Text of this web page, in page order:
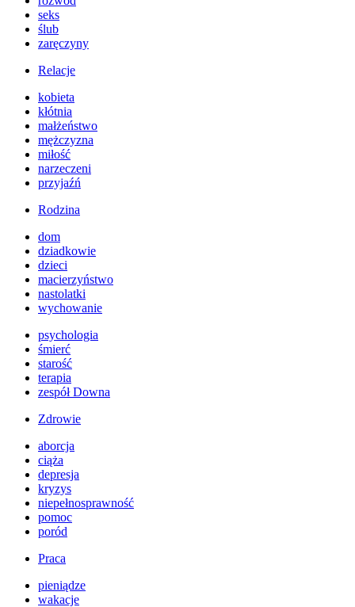
seks
ślub
zaręczyny
Relacje
kobieta
kłótnia
małżeństwo
mężczyzna
miłość
narzeczeni
przyjaźń
Rodzina
dom
dziadkowie
dzieci
macierzyństwo
nastolatki
wychowanie
psychologia
śmierć
starość
terapia
zespół Downa
Zdrowie
aborcja
ciąża
depresja
kryzys
niepełnosprawność
pomoc
poród
Praca
pieniądze
wakacje